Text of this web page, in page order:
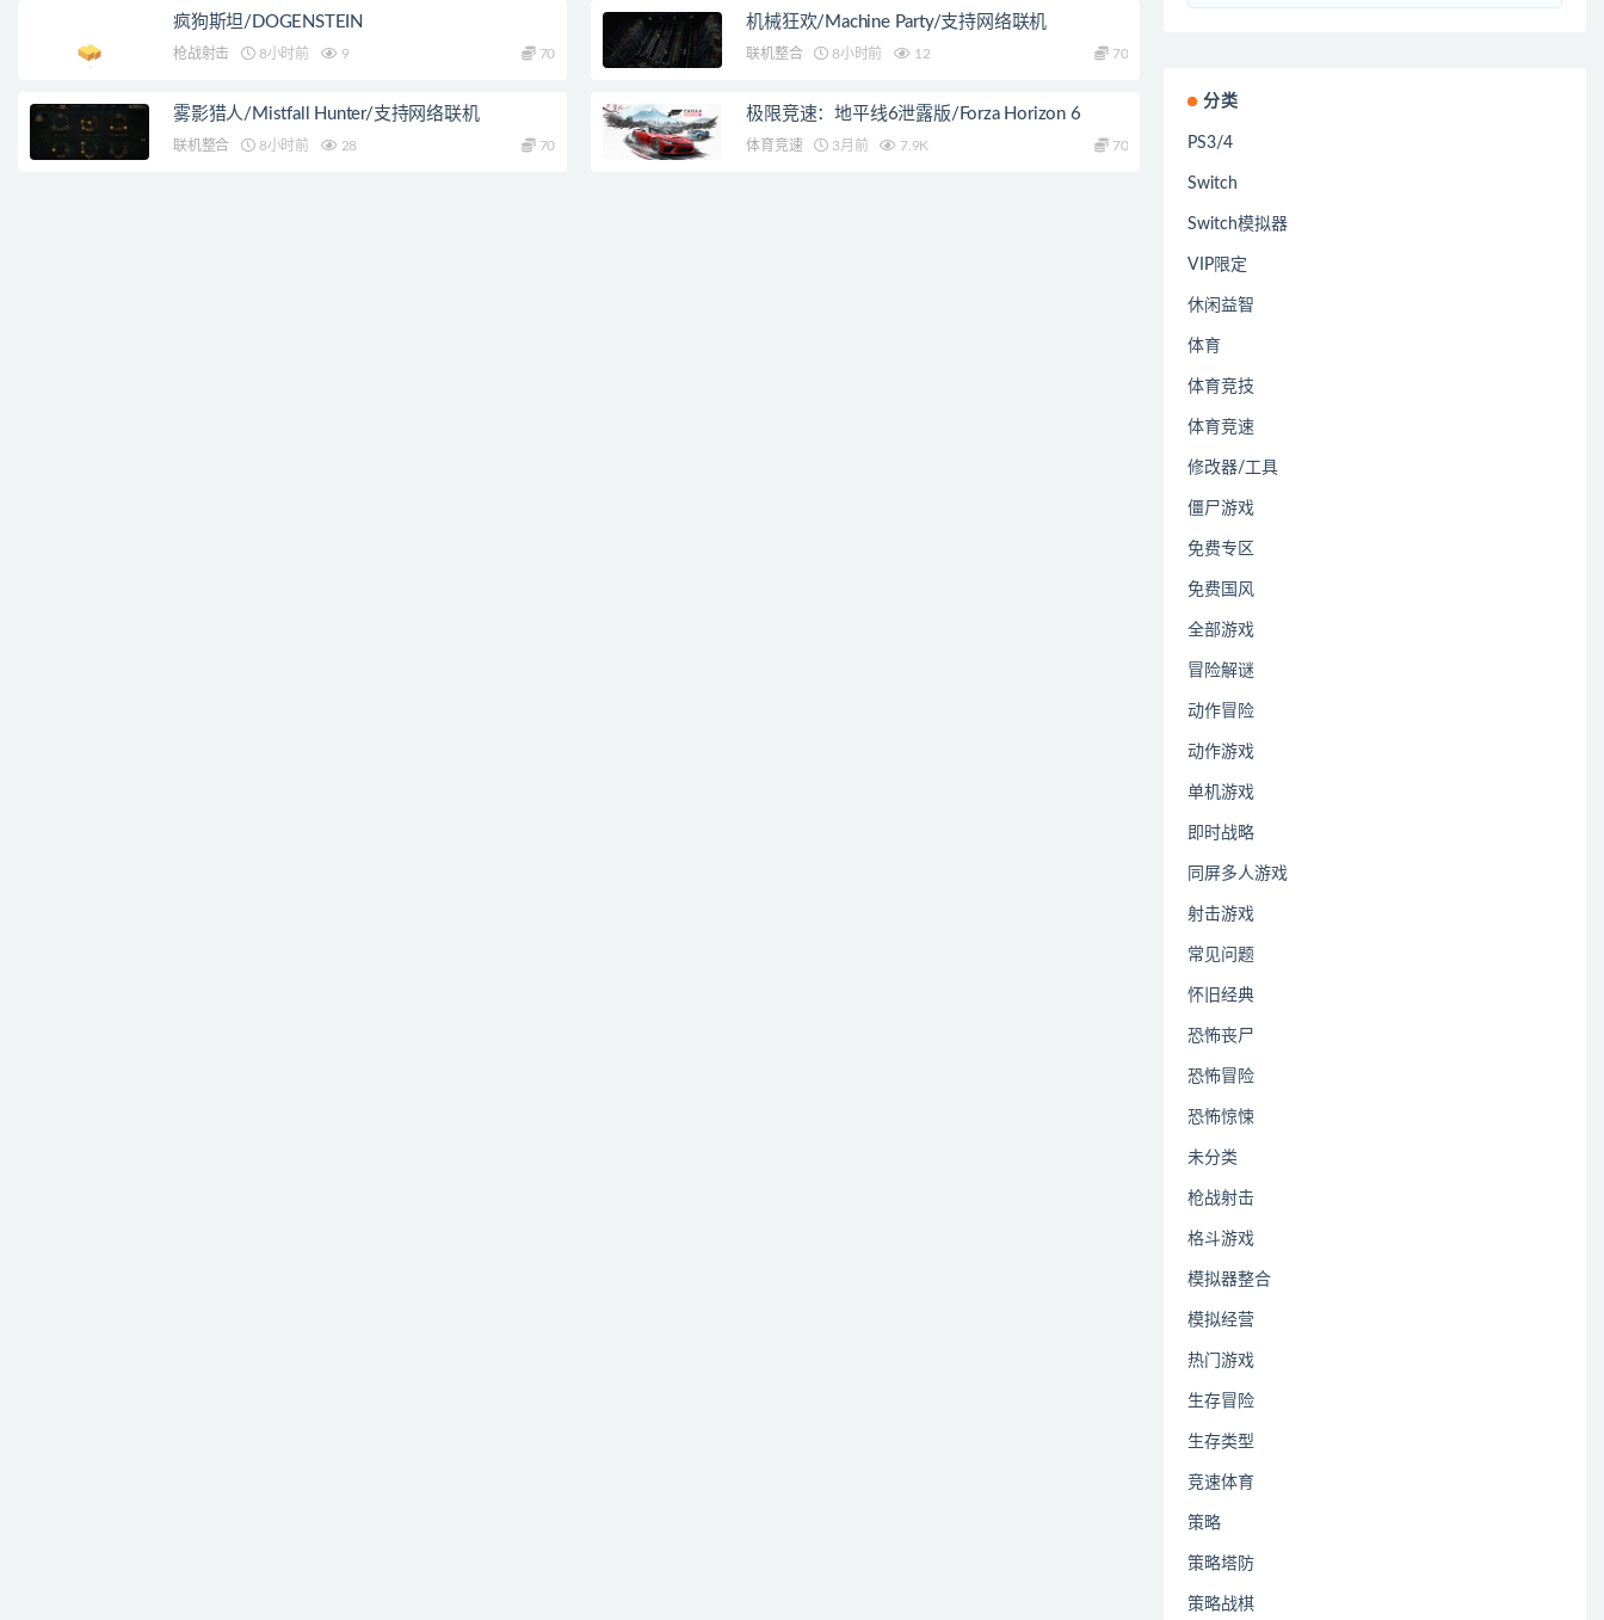
疯狗斯坦/DOGENSTEIN
枪战射击 8小时前 9 70
机械狂欢/Machine Party/支持网络联机
联机整合 8小时前 12 70
雾影猎人/Mistfall Hunter/支持网络联机
联机整合 8小时前 28 70
极限竞速：地平线6泄露版/Forza Horizon 6
体育竞速 3月前 7.9K 70
分类
PS3/4
Switch
Switch模拟器
VIP限定
休闲益智
体育
体育竞技
体育竞速
修改器/工具
僵尸游戏
免费专区
免费国风
全部游戏
冒险解谜
动作冒险
动作游戏
单机游戏
即时战略
同屏多人游戏
射击游戏
常见问题
怀旧经典
恐怖丧尸
恐怖冒险
恐怖惊悚
未分类
枪战射击
格斗游戏
模拟器整合
模拟经营
热门游戏
生存冒险
生存类型
竞速体育
策略
策略塔防
策略战棋